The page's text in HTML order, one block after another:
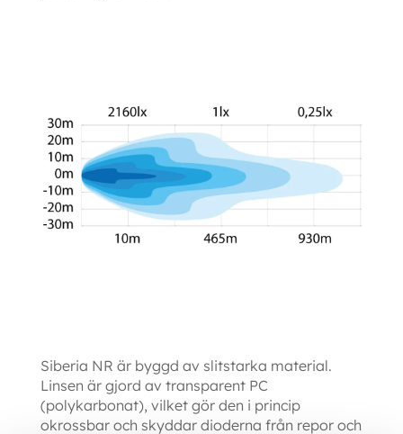
Siberia NR är byggd av slitstarka material.
Linsen är gjord av transparent PC
(polykarbonat), vilket gör den i princip
okrossbar och skyddar dioderna från repor och